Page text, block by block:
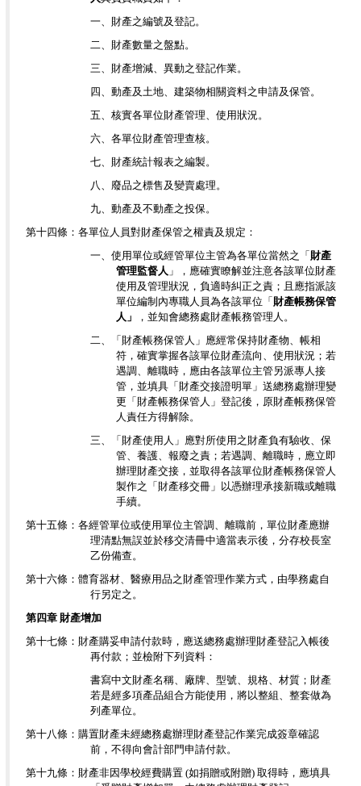
一、財產之編號及登記。
二、財產數量之盤點。
三、財產增減、異動之登記作業。
四、動產及土地、建築物相關資料之申請及保管。
五、核實各單位財產管理、使用狀況。
六、各單位財產管理查核。
七、財產統計報表之編製。
八、廢品之標售及變賣處理。
九、動產及不動產之投保。
第十四條：各單位人員對財產保管之權責及規定：
一、使用單位或經管單位主管為各單位當然之「財產
管理監督人 」，應確實瞭解並注意各該單位財產
使用及管理狀況，負適時糾正之責；且應指派該
單位編制內專職人員為各該單位「財產帳務保管
人」
，並知會總務處財產帳務管理人。
二、「財產帳務保管人」應經常保持財產物、帳相
符，確實掌握各該單位財產流向、使用狀況；若
遇調、離職時，應由各該單位主管另派專人接
管，並填具「財產交接證明單」送總務處辦理變
更「財產帳務保管人」登記後，原財產帳務保管
人責任方得解除。
三、「財產使用人」應對所使用之財產負有驗收、保
管、養護、報廢之責；若遇調、離職時，應立即
辦理財產交接，並取得各該單位財產帳務保管人
製作之「財產移交冊」以憑辦理承接新職或離職
手續。
第十五條：各經管單位或使用單位主管調、離職前，單位財產應辦
理清點無誤並於移交清冊中適當表示後，分存校長室
乙份備查。
第十六條：體育器材、醫療用品之財產管理作業方式，由學務處自
行另定之。
第四章 財產增加
第十七條：財產購妥申請付款時，應送總務處辦理財產登記入帳後
再付款；並檢附下列資料：
書寫中文財產名稱、廠牌、型號、規格、材質；財產
若是經多項產品組合方能使用，將以整組、整套做為
列產單位。
第十八條：購置財產未經總務處辦理財產登記作業完成簽章確認
前，不得向會計部門申請付款。
第十九條：財產非因學校經費購置 (如捐贈或附贈) 取得時，應填具